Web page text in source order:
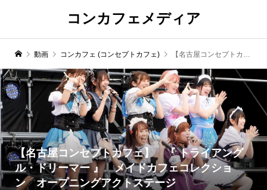
コンカフェメディア
動画 コンカフェ (コンセプトカフェ) 【名古屋コンセプトカフェ】 『 トライアングル・ドリーマー 』 メイドカフェコレクション オープニングアクトステージ
【名古屋コンセプトカフェ】 『 トライアング
ル・ドリーマー 』 メイドカフェコレクショ
ン オープニングアクトステージ